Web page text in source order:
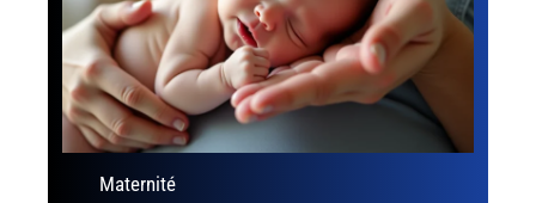
Maternité